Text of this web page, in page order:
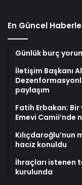
En Güncel
Günlük burç
İletişim Başkanı
paylaşım
Fatih Erbakan: Bir
Emevi Camii’nde
Kılıçdaroğlu’nun
haciz konuldu
İhraçları istenen
kurulunda